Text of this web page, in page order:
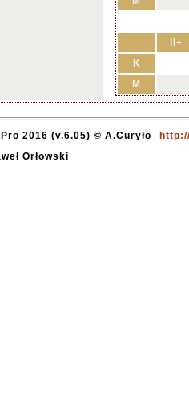
II+
K
M
2016 (v.6.05) © A.Curyło
Orłowski